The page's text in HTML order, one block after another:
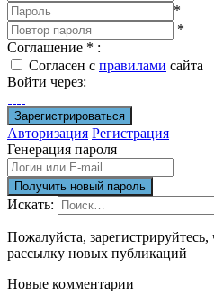
*
*
Соглашение * :
Согласен с правилами сайта
Войти через:
Авторизация Регистрация
Генерация пароля
Искать:
Пожалуйста,
рассылку новых публикаций
Новые комментарии